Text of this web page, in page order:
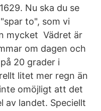
Nu ska du se
to", som vi
mycket Vädret är
om dagen och
20 grader i
litet mer regn än
omöjligt att det
av landet. Speciellt